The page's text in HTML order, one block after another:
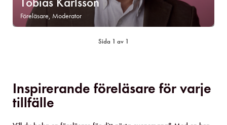
Föreläsare, Moderator
Sida 1 av 1
Inspirerande föreläsare för varje
tillfälle